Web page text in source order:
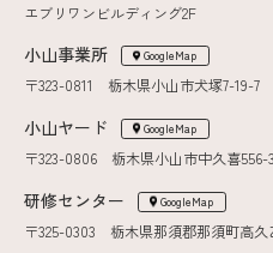
エブリワンビルディング2F
小山事業所 GoogleMap
〒323-0811 栃木県小山市犬塚7-19-7
小山ヤード GoogleMap
〒323-0806 栃木県小山市中久喜556-3
研修センター GoogleMap
〒325-0303 栃木県那須郡那須町高久